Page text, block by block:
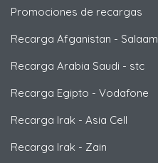
Promociones de recargas
Recarga Afganistan - Salaam
Recarga Arabia Saudi - stc
Recarga Egipto - Vodafone
Recarga Irak - Asia Cell
Recarga Irak - Zain